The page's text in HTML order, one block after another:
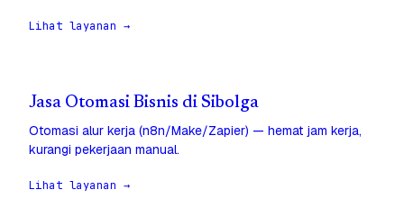
Lihat layanan →
Jasa Otomasi Bisnis di Sibolga
Otomasi alur kerja (n8n/Make/Zapier) — hemat jam kerja,
kurangi pekerjaan manual.
Lihat layanan →